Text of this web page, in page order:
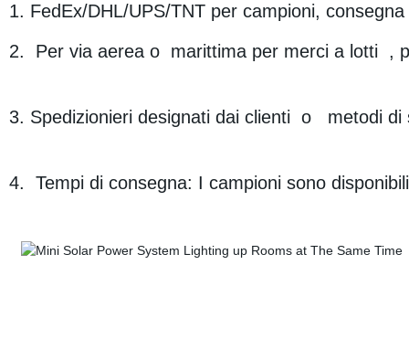
1. FedEx/DHL/UPS/TNT per campioni,
2. Per via aerea o marittima per merci a lotti ,
3. Spedizionieri designati dai clienti o metodi di
4. Tempi di consegna: I campioni sono